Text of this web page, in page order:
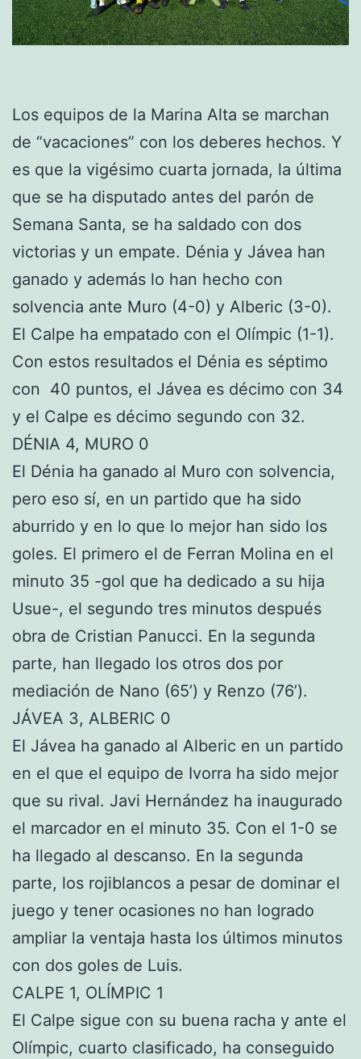
Los equipos de la Marina Alta se marchan
de “vacaciones” con los deberes hechos. Y
es que la vigésimo cuarta jornada, la última
que se ha disputado antes del parón de
Semana Santa, se ha saldado con dos
victorias y un empate. Dénia y Jávea han
ganado y además lo han hecho con
solvencia ante Muro (4-0) y Alberic (3-0).
El Calpe ha empatado con el Olímpic (1-1).
Con estos resultados el Dénia es séptimo
con 40 puntos, el Jávea es décimo con 34
y el Calpe es décimo segundo con 32.
DÉNIA 4, MURO 0
El Dénia ha ganado al Muro con solvencia,
pero eso sí, en un partido que ha sido
aburrido y en lo que lo mejor han sido los
goles. El primero el de Ferran Molina en el
minuto 35 -gol que ha dedicado a su hija
Usue-, el segundo tres minutos después
obra de Cristian Panucci. En la segunda
parte, han llegado los otros dos por
mediación de Nano (65’) y Renzo (76’).
JÁVEA 3, ALBERIC 0
El Jávea ha ganado al Alberic en un partido
en el que el equipo de Ivorra ha sido mejor
que su rival. Javi Hernández ha inaugurado
el marcador en el minuto 35. Con el 1-0 se
ha llegado al descanso. En la segunda
parte, los rojiblancos a pesar de dominar el
juego y tener ocasiones no han logrado
ampliar la ventaja hasta los últimos minutos
con dos goles de Luis.
CALPE 1, OLÍMPIC 1
El Calpe sigue con su buena racha y ante el
Olímpic, cuarto clasificado, ha conseguido